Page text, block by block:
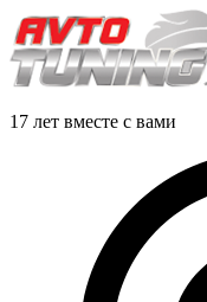
17 лет вместе с вами